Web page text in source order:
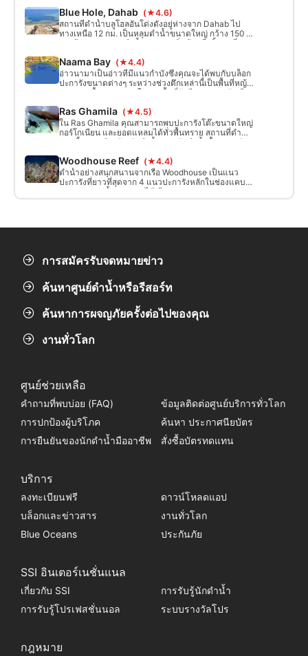
กระแสน้ำ ที่หัวมุม เดินตามแนวปะการังไปทางขวา คุณ
จะมีก้นด้านล่างประมาณ 32 ม.
Blue Hole, Dahab (★4.6)
สถานที่ดำน้ำบลูโฮลอันโด่งดังอยู่ห่างจาก Dahab ไป
ทางเหนือ 12 กม. เป็นหลุมดำน้ำขนาดใหญ่ กว้าง 150 ม.
และลึก 110 ม. การดำน้ำสามารถเริ่มต้นหรือสิ้นสุดที่หลุม
ของหลุมอ่างล้างจานที่ Ells Bells และดำน้ำหลายระดับ
เพื่อสิ้นสุดที่หลุมสีน้ำเงิน
Naama Bay (★4.4)
อ่าวนามาเป็นอ่าวที่มีแนวกำบังซึ่งคุณจะได้พบกับบล็อก
ปะการังขนาดต่างๆ ระหว่างช่วงตึกเหล่านี้เป็นพื้นที่หญ้า
ทะเลและพื้นทราย และในบางพื้นที่ยังมีแนวปะการังเทียม
Ras Ghamila (★4.5)
ใน Ras Ghamila คุณสามารถพบปะการังโต๊ะขนาดใหญ่
กอร์โกเนียน และยอดแหลมได้ทั่วพื้นทราย สถานที่ดำน้ำ
แห่งนี้เหมาะสำหรับ นักดำน้ำ และนักดำน้ำตื้นทุกระดับ
Woodhouse Reef (★4.4)
ดำน้ำอย่างสนุกสนานจากเรือ Woodhouse เป็นแนว
ปะการังที่ยาวที่สุดจาก 4 แนวปะการังหลักในช่องแคบ
Tiran กระแสน้ำ อาจแรงได้ มีรอยแยกตรงกลางแนว
ปะการังและจำเป็นต้องได้รับการดูแลบริเวณปลายแนว
การสมัครรับจดหมายข่าว
ค้นหาศูนย์ดำน้ำหรือรีสอร์ท
ค้นหาการผจญภัยครั้งต่อไปของคุณ
งานทั่วโลก
ศูนย์ช่วยเหลือ
คำถามที่พบบ่อย (FAQ)
ข้อมูลติดต่อศูนย์บริการทั่วโลก
การปกป้องผู้บริโภค
ค้นหา ประกาศนียบัตร
การยืนยันของนักดำน้ำมืออาชีพ
สั่งซื้อบัตรทดแทน
บริการ
ลงทะเบียนฟรี
ดาวน์โหลดแอป
บล็อกและข่าวสาร
งานทั่วโลก
Blue Oceans
ประกันภัย
SSI อินเตอร์เนชั่นแนล
เกี่ยวกับ SSI
การรับรู้นักดำน้ำ
การรับรู้โปรเฟสชั่นนอล
ระบบรางวัลโปร
กฎหมาย